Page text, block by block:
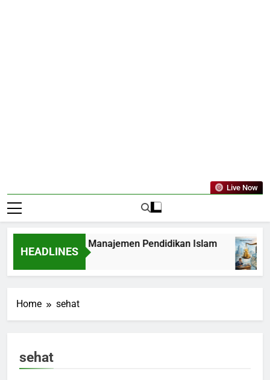
Live Now
HEADLINES
dan Teori Manajemen Pendidikan Islam
Home sehat
sehat